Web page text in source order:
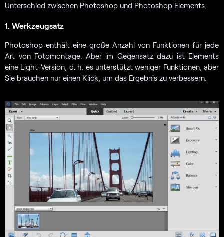
Unterschied zwischen Photoshop und Photoshop Elements.
1. Werkzeugsatz
Photoshop enthält eine große Anzahl von Funktionen für jede
Art von Fotomontage. Aber im Gegensatz dazu ist Elements
eine Light-Version, d. h. es unterstützt weniger Funktionen, aber
Sie brauchen nur einen Klick, um das Ergebnis zu verbessern.